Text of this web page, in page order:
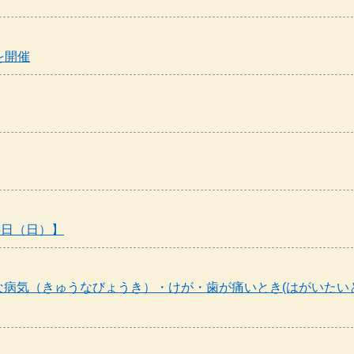
開催
（日）】
気（きゅうなびょうき）・けが・歯が痛いとき(はがいたい